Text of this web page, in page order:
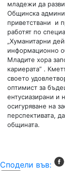
младежи да
Общинска
приветствани и
работят по
„Хуманитарни
информационно
Младите хора
кариерата” .
своето
оптимист за
ентусиазирани и
осигуряване на
перспективата,
общината.
Сподели във: